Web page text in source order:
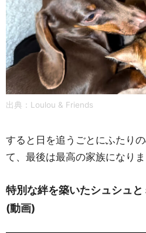
出典：Loulou & Friends
すると日を追うごとにふたり
て、最後は最高の家族になり
特別な絆を築いたシュシュと
(動画)